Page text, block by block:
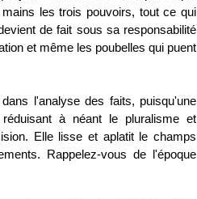
les trois pouvoirs, tout ce qui
de fait sous sa responsabilité
et même les poubelles qui puent
l'analyse des faits, puisqu'une
à néant le pluralisme et
Elle lisse et aplatit le champs
Rappelez-vous de l'époque